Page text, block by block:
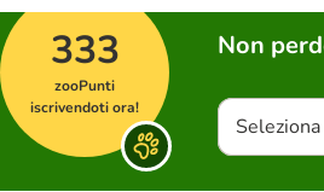
333
zooPunti
iscrivendoti ora!
Non